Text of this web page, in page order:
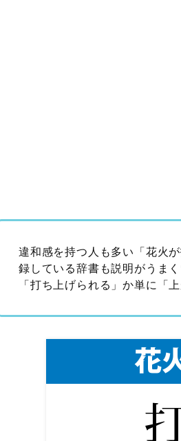
違和感を持つ人も多い「花火
録している辞書も説明がうま
「打ち上げられる」か単に「